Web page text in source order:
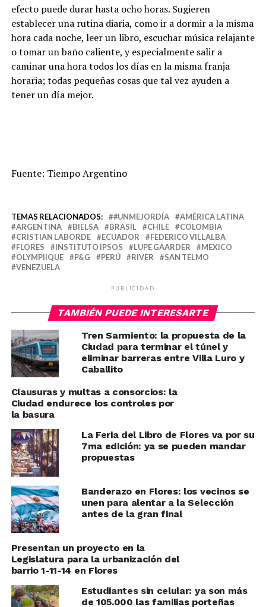
efecto puede durar hasta ocho horas. Sugieren
establecer una rutina diaria, como ir a dormir a la misma
hora cada noche, leer un libro, escuchar música relajante
o tomar un baño caliente, y especialmente salir a
caminar una hora todos los días en la misma franja
horaria; todas pequeñas cosas que tal vez ayuden a
tener un día mejor.
Fuente: Tiempo Argentino
TEMAS RELACIONADOS: #UNMEJORDÍA
AMÉRICA LATINA
ARGENTINA
BIELSA BRASIL CHILE
COLOMBIA
CRISTIAN LABORDE
ECUADOR
FEDERICO VILLALBA
FLORES
INSTITUTO IPSOS LUPE GAARDER
MEXICO
OLYMPIIQUE
P&G PERÚ RIVER
SAN TELMO
VENEZUELA
PUBLICIDAD
TAMBIÉN PUEDE INTERESARTE
Tren Sarmiento: la propuesta de la
Ciudad para terminar el túnel y
eliminar barreras entre Villa Luro y
Caballito
Clausuras y multas a consorcios: la
Ciudad endurece los controles por
la basura
La Feria del Libro de Flores va por su
7ma edición: ya se pueden mandar
propuestas
Banderazo en Flores: los vecinos se
unen para alentar a la Selección
antes de la gran final
Presentan un proyecto en la
Legislatura para la urbanización del
barrio 1-11-14 en Flores
Estudiantes sin celular: ya son más
de 105.000 las familias porteñas